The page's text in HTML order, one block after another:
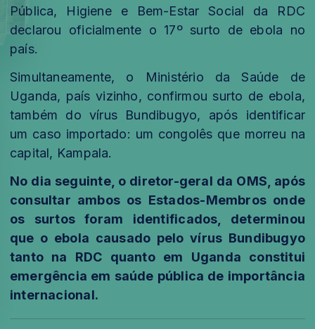
Pública, Higiene e Bem-Estar Social da RDC
declarou oficialmente o 17º surto de ebola no
país.
Simultaneamente, o Ministério da Saúde de
Uganda, país vizinho, confirmou surto de ebola,
também do vírus Bundibugyo, após identificar
um caso importado: um congolês que morreu na
capital, Kampala.
No dia seguinte, o diretor-geral da OMS, após
consultar ambos os Estados-Membros onde
os surtos foram identificados, determinou
que o ebola causado pelo vírus Bundibugyo
tanto na RDC quanto em Uganda constitui
emergência em saúde pública de importância
internacional.